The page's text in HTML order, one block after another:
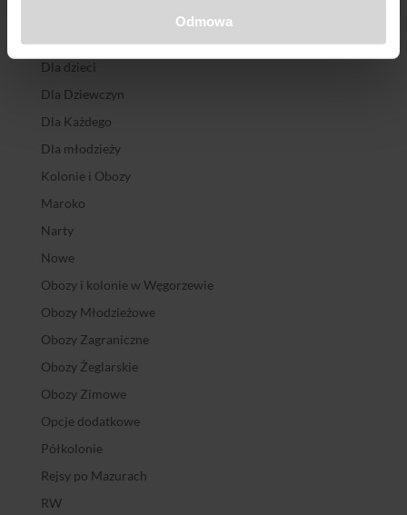
Odmowa
Dla dzieci
Dla Dziewczyn
Dla Każdego
Dla młodzieży
Kolonie i Obozy
Maroko
Narty
Nowe
Obozy i kolonie w Węgorzewie
Obozy Młodzieżowe
Obozy Zagraniczne
Obozy Żeglarskie
Obozy Zimowe
Opcje dodatkowe
Półkolonie
Rejsy po Mazurach
RW